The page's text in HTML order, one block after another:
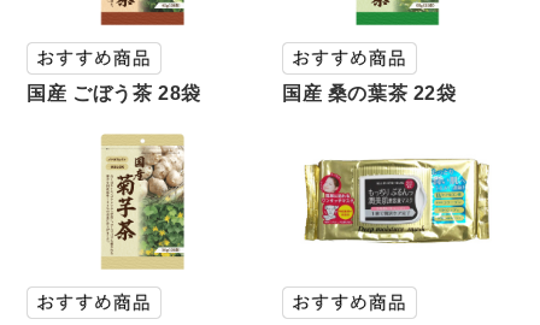
国産 ごぼう茶 28袋 国産 桑の葉茶 22袋